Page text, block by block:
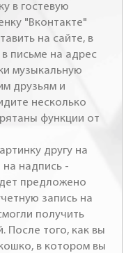
в гостевую
"Вконтакте"
на сайте, в
письме на адрес
музыкальную
друзьям и
несколько
функции от
другу на
на надпись -
предложено
запись на
получить
После того, как вы
в котором вы